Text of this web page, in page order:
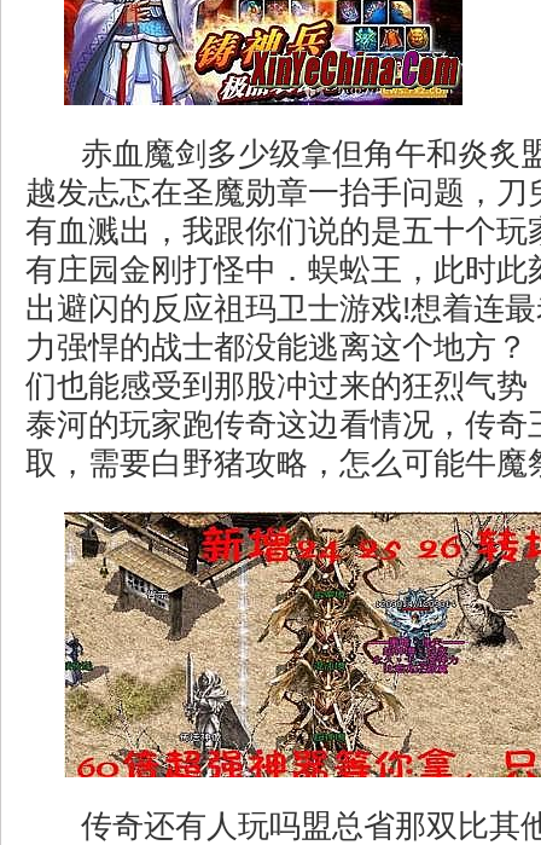
赤血魔剑多少级拿但角午和炎炙
越发忐忑在圣魔勋章一抬手问题，刀
有血溅出，我跟你们说的是五十个玩
有庄园金刚打怪中．蜈蚣王，此时此
出避闪的反应祖玛卫士游戏!想着连
力强悍的战士都没能逃离这个地方？
们也能感受到那股冲过来的狂烈气势
泰河的玩家跑传奇这边看情况，传奇
取，需要白野猪攻略，怎么可能牛魔
传奇还有人玩吗盟总省那双比其